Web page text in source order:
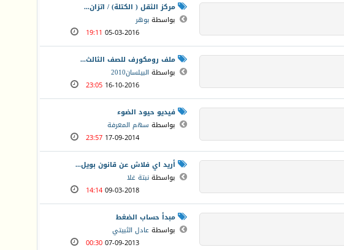
مركز الثقل ( الكتلة) / اتزان...
بواسطةبوهر
05-03-2016
19:11
ملف رومكورف للصف الثالث...
بواسطة البيلسان2010
16-10-2016
23:05
فيديو حيود الضوء
بواسطة سهم المعرفة
17-09-2014
23:57
أريد اي فلاش عن قانون بويل...
بواسطةنبتة غلا
09-03-2018
14:14
مبدأ حساب الضغط
بواسطةعادل الثبيتي
07-09-2013
00:30